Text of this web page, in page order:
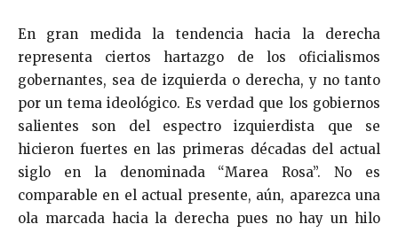
En gran medida la tendencia hacia la derecha
representa ciertos hartazgo de los oficialismos
gobernantes, sea de izquierda o derecha, y no tanto
por un tema ideológico. Es verdad que los gobiernos
salientes son del espectro izquierdista que se
hicieron fuertes en las primeras décadas del actual
siglo en la denominada “Marea Rosa”. No es
comparable en el actual presente, aún, aparezca una
ola marcada hacia la derecha pues no hay un hilo